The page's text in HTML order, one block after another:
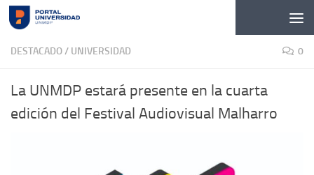
Skip to content
DESTACADO/ UNIVERSIDAD 0
La UNMDP estará presente en la cuarta
edición del Festival Audiovisual Malharro